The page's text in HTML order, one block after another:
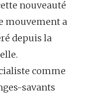
nouveauté
mouvement a
depuis la
comme
savants